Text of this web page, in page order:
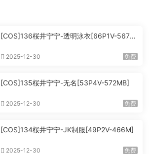
[COS]136桜井宁宁-透明泳衣[66P1V-567M
2025-12-30 免费
[COS]135桜井宁宁-无名[53P4V-572MB]
2025-12-30 免费
[COS]134桜井宁宁-JK制服[49P2V-466M]
2025-12-30 免费